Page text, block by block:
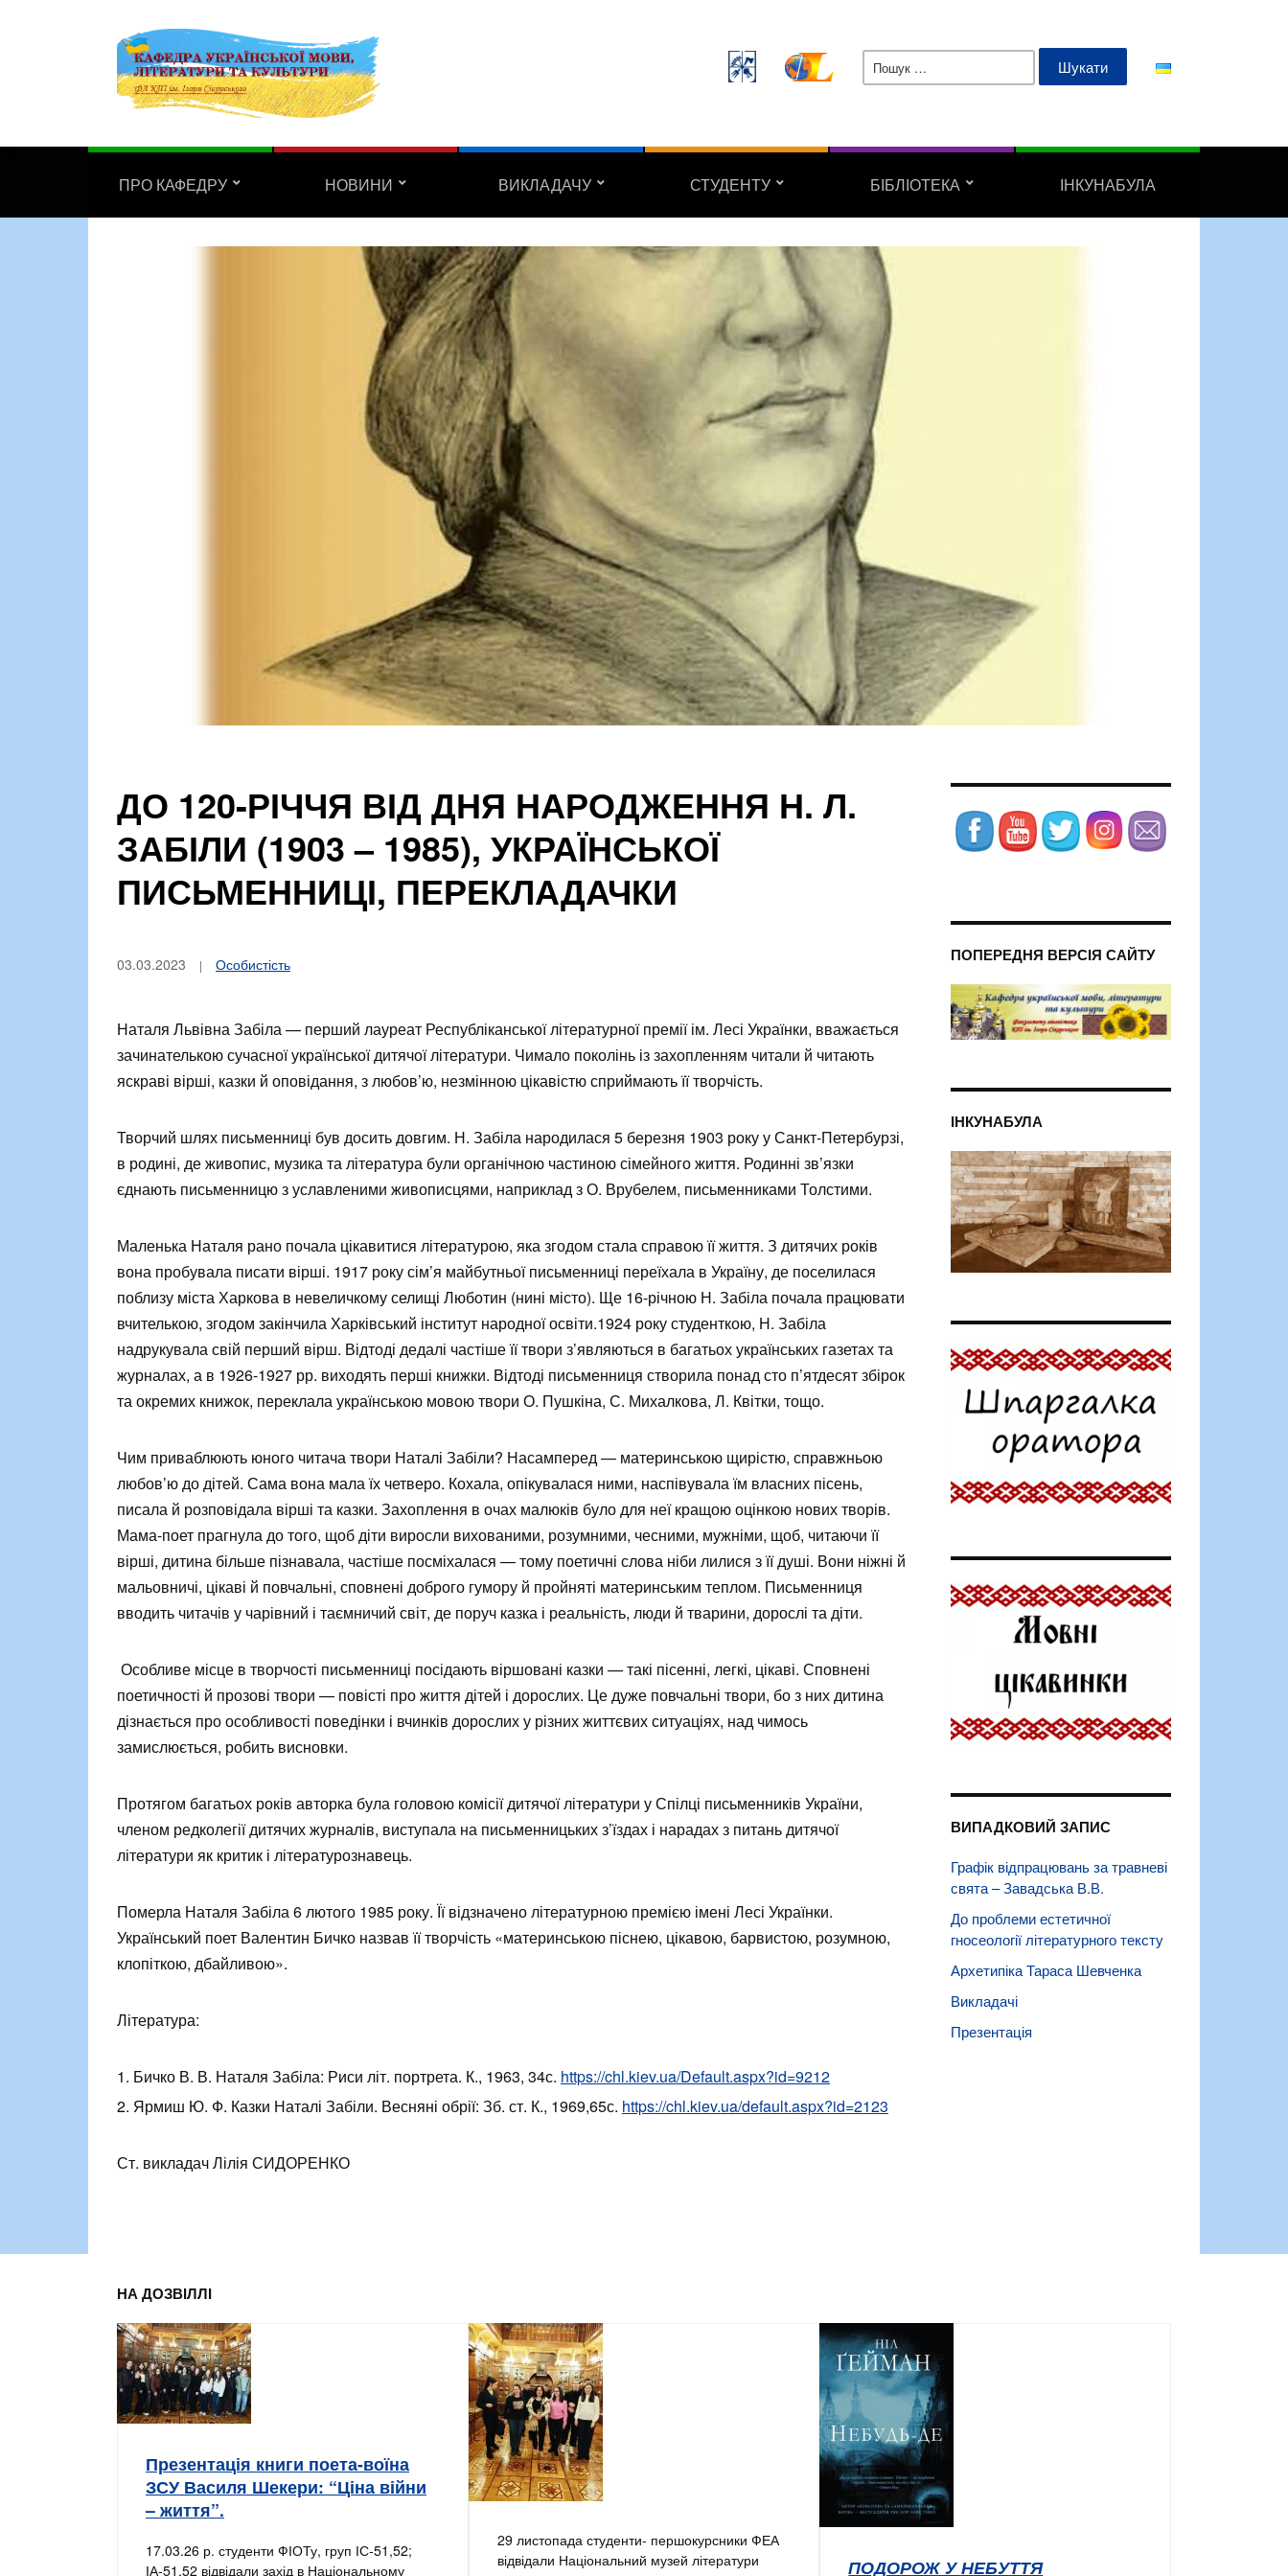
Пошук:
ПРО КАФЕДРУ НОВИНИ ВИКЛАДАЧУ СТУДЕНТУ БІБЛІОТЕКА ІНКУНАБУЛА
ДО 120-РІЧЧЯ ВІД ДНЯ НАРОДЖЕННЯ Н. Л.
ЗАБІЛИ (1903 – 1985), УКРАЇНСЬКОЇ
ПИСЬМЕННИЦІ, ПЕРЕКЛАДАЧКИ
03.03.2023 Особистість
Наталя Львівна Забіла — перший лауреат Республіканської літературної премії ім. Лесі Українки, вважається
зачинателькою сучасної української дитячої літератури. Чимало поколінь із захопленням читали й читають
яскраві вірші, казки й оповідання, з любов’ю, незмінною цікавістю сприймають її творчість.
Творчий шлях письменниці був досить довгим. Н. Забіла народилася 5 березня 1903 року у Санкт-Петербурзі,
в родині, де живопис, музика та література були органічною частиною сімейного життя. Родинні зв’язки
єднають письменницю з уславленими живописцями, наприклад з О. Врубелем, письменниками Толстими.
Маленька Наталя рано почала цікавитися літературою, яка згодом стала справою її життя. З дитячих років
вона пробувала писати вірші. 1917 року сім’я майбутньої письменниці переїхала в Україну, де поселилася
поблизу міста Харкова в невеличкому селищі Люботин (нині місто). Ще 16-річною Н. Забіла почала працювати
вчителькою, згодом закінчила Харківський інститут народної освіти.1924 року студенткою, Н. Забіла
надрукувала свій перший вірш. Відтоді дедалі частіше її твори з’являються в багатьох українських газетах та
журналах, а в 1926-1927 рр. виходять перші книжки. Відтоді письменниця створила понад сто п’ятдесят збірок
та окремих книжок, переклала українською мовою твори О. Пушкіна, С. Михалкова, Л. Квітки, тощо.
Чим приваблюють юного читача твори Наталі Забіли? Насамперед — материнською щирістю, справжньою
любов’ю до дітей. Сама вона мала їх четверо. Кохала, опікувалася ними, наспівувала їм власних пісень,
писала й розповідала вірші та казки. Захоплення в очах малюків було для неї кращою оцінкою нових творів.
Мама-поет прагнула до того, щоб діти виросли вихованими, розумними, чесними, мужніми, щоб, читаючи її
вірші, дитина більше пізнавала, частіше посміхалася — тому поетичні слова ніби лилися з її душі. Вони ніжні й
мальовничі, цікаві й повчальні, сповнені доброго гумору й пройняті материнським теплом. Письменниця
вводить читачів у чарівний і таємничий світ, де поруч казка і реальність, люди й тварини, дорослі та діти.
Особливе місце в творчості письменниці посідають віршовані казки — такі пісенні, легкі, цікаві. Сповнені
поетичності й прозові твори — повісті про життя дітей і дорослих. Це дуже повчальні твори, бо з них дитина
дізнається про особливості поведінки і вчинків дорослих у різних життєвих ситуаціях, над чимось
замислюється, робить висновки.
Протягом багатьох років авторка була головою комісії дитячої літератури у Спілці письменників України,
членом редколегії дитячих журналів, виступала на письменницьких з’їздах і нарадах з питань дитячої
літератури як критик і літературознавець.
Померла Наталя Забіла 6 лютого 1985 року. Її відзначено літературною премією імені Лесі Українки.
Український поет Валентин Бичко назвав її творчість «материнською піснею, цікавою, барвистою, розумною,
клопіткою, дбайливою».
Література:
Бичко В. В. Наталя Забіла: Риси літ. портрета. К., 1963, 34с. https://chl.kiev.ua/Default.aspx?id=9212
Ярмиш Ю. Ф. Казки Наталі Забіли. Весняні обрії: Зб. ст. К., 1969,65с. https://chl.kiev.ua/default.aspx?id=2123
Ст. викладач Лілія СИДОРЕНКО
ПОПЕРЕДНЯ ВЕРСІЯ САЙТУ
ІНКУНАБУЛА
ВИПАДКОВИЙ ЗАПИС
Графік відпрацювань за травневі
свята – Завадська В.В.
До проблеми естетичної
гносеології літературного тексту
Архетипіка Тараса Шевченка
Викладачі
Презентація
НА ДОЗВІЛЛІ
Презентація книги поета-воїна
ЗСУ Василя Шекери: “Ціна війни
– життя”.
17.03.26 р. студенти ФІОТу, груп ІС-51,52;
ІА-51,52 відвідали захід в Національному
29 листопада студенти- першокурсники ФЕА
відвідали Національний музей літератури
ПОДОРОЖ У НЕБУТТЯ